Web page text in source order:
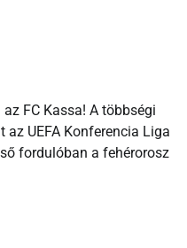
FC Kassa! A többségi
UEFA Konferencia Liga
fordulóban a fehérorosz